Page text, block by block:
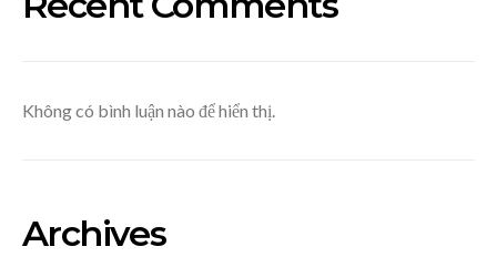
Không có bình luận nào để hiển thị.
Archives